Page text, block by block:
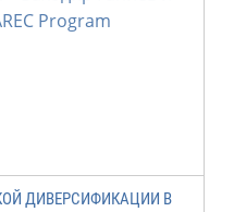
ДИВЕРСИФИКАЦИИ В